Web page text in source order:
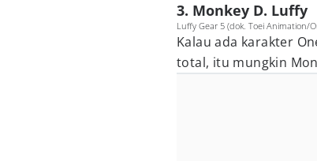
3. Monkey D. Luffy
Luffy Gear 5 (dok. Toei Animation/
Kalau ada karakter
total, itu mungkin